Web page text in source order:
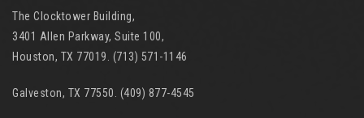
The Clocktower Building,
3401 Allen Parkway, Suite 100,
Houston, TX 77019. (713) 571-1146
Galveston, TX 77550. (409) 877-4545